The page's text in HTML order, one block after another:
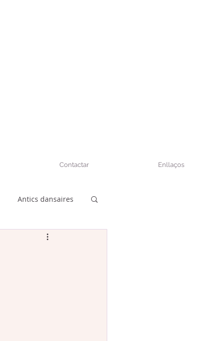
Contactar Enllaços
Antics dansaires